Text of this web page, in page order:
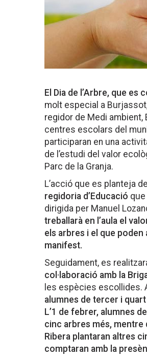
El Dia de l’Arbre, que es
molt especial a Burjassot,
regidor de Medi ambient,
centres escolars del
participaran en una
de l’estudi del valor
Parc de la Granja.
L’acció que es planteja
regidoria d’Educació
dirigida per Manuel
treballarà en l’aula el
els arbres i el que
manifest.
Seguidament, es
col·laboració amb la
les espècies escollides.
alumnes de tercer i
L’1 de febrer, alumnes
cinc arbres més, mentre
Ribera plantaran altres
comptaran amb la